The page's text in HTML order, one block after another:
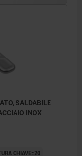
SALDABILE
INOX
CHIAVE=20